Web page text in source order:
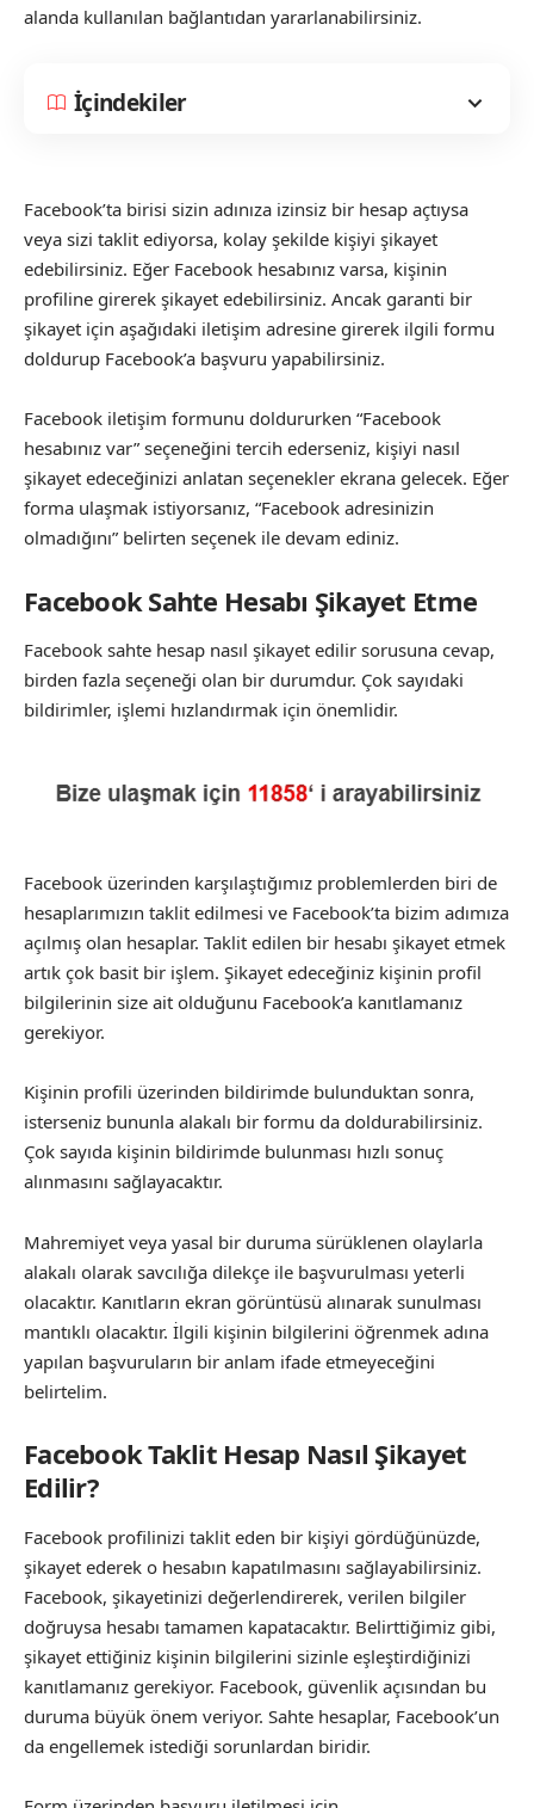
alanda kullanılan bağlantıdan yararlanabilirsiniz.
İçindekiler
Facebook’ta birisi sizin adınıza izinsiz bir hesap açtıysa
veya sizi taklit ediyorsa, kolay şekilde kişiyi şikayet
edebilirsiniz. Eğer Facebook hesabınız varsa, kişinin
profiline girerek şikayet edebilirsiniz. Ancak garanti bir
şikayet için aşağıdaki iletişim adresine girerek ilgili formu
doldurup Facebook’a başvuru yapabilirsiniz.
Facebook iletişim formunu doldururken “Facebook
hesabınız var” seçeneğini tercih ederseniz, kişiyi nasıl
şikayet edeceğinizi anlatan seçenekler ekrana gelecek. Eğer
forma ulaşmak istiyorsanız, “Facebook adresinizin
olmadığını” belirten seçenek ile devam ediniz.
Facebook Sahte Hesabı Şikayet Etme
Facebook sahte hesap nasıl şikayet edilir sorusuna cevap,
birden fazla seçeneği olan bir durumdur. Çok sayıdaki
bildirimler, işlemi hızlandırmak için önemlidir.
Facebook üzerinden karşılaştığımız problemlerden biri de
hesaplarımızın taklit edilmesi ve Facebook’ta bizim adımıza
açılmış olan hesaplar. Taklit edilen bir hesabı şikayet etmek
artık çok basit bir işlem. Şikayet edeceğiniz kişinin profil
bilgilerinin size ait olduğunu Facebook’a kanıtlamanız
gerekiyor.
Kişinin profili üzerinden bildirimde bulunduktan sonra,
isterseniz bununla alakalı bir formu da doldurabilirsiniz.
Çok sayıda kişinin bildirimde bulunması hızlı sonuç
alınmasını sağlayacaktır.
Mahremiyet veya yasal bir duruma sürüklenen olaylarla
alakalı olarak savcılığa dilekçe ile başvurulması yeterli
olacaktır. Kanıtların ekran görüntüsü alınarak sunulması
mantıklı olacaktır. İlgili kişinin bilgilerini öğrenmek adına
yapılan başvuruların bir anlam ifade etmeyeceğini
belirtelim.
Facebook Taklit Hesap Nasıl Şikayet
Edilir?
Facebook profilinizi taklit eden bir kişiyi gördüğünüzde,
şikayet ederek o hesabın kapatılmasını sağlayabilirsiniz.
Facebook, şikayetinizi değerlendirerek, verilen bilgiler
doğruysa hesabı tamamen kapatacaktır. Belirttiğimiz gibi,
şikayet ettiğiniz kişinin bilgilerini sizinle eşleştirdiğinizi
kanıtlamanız gerekiyor. Facebook, güvenlik açısından bu
duruma büyük önem veriyor. Sahte hesaplar, Facebook’un
da engellemek istediği sorunlardan biridir.